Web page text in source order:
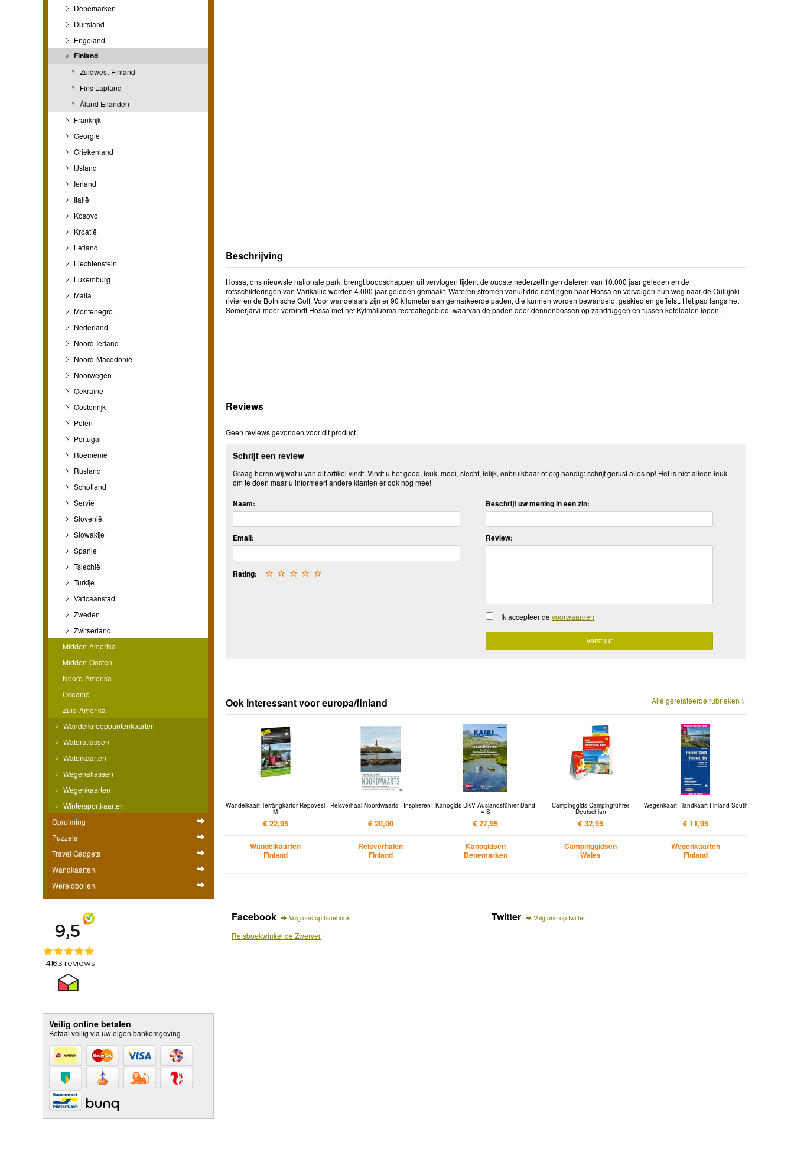
Denemarken
Duitsland
Engeland
Finland
Zuidwest-Finland
Fins Lapland
Åland Eilanden
Frankrijk
Georgië
Griekenland
IJsland
Ierland
Italië
Kosovo
Kroatië
Letland
Liechtenstein
Luxemburg
Malta
Montenegro
Nederland
Noord-Ierland
Noord-Macedonië
Noorwegen
Oekraïne
Oostenrijk
Polen
Portugal
Roemenië
Rusland
Schotland
Servië
Slovenië
Slowakije
Spanje
Tsjechië
Turkije
Vaticaanstad
Zweden
Zwitserland
Midden-Amerika
Midden-Oosten
Noord-Amerika
Oceanië
Zuid-Amerika
Wandelknooppuntenkaarten
Wateratlassen
Waterkaarten
Wegenatlassen
Wegenkaarten
Wintersportkaarten
Opruiming
Puzzels
Travel Gadgets
Wandkaarten
Wereldbollen
Veilig online betalen
Betaal veilig via uw eigen bankomgeving
Beschrijving
Hossa, ons nieuwste nationale park, brengt boodschappen uit vervlogen tijden: de oudste nederzettingen dateren van 10.000 jaar geleden en de
rotsschilderingen van Värikallio werden 4.000 jaar geleden gemaakt. Wateren stromen vanuit drie richtingen naar Hossa en vervolgen hun weg naar de Oulujoki-
rivier en de Botnische Golf. Voor wandelaars zijn er 90 kilometer aan gemarkeerde paden, die kunnen worden bewandeld, geskied en gefietst. Het pad langs het
Somerjärvi-meer verbindt Hossa met het Kylmäluoma recreatiegebied, waarvan de paden door dennenbossen op zandruggen en tussen keteldalen lopen.
Reviews
Geen reviews gevonden voor dit product.
Schrijf een review
Graag horen wij wat u van dit artikel vindt. Vindt u het goed, leuk, mooi, slecht, lelijk, onbruikbaar of erg handig: schrijf gerust alles op! Het is niet alleen leuk
om te doen maar u informeert andere klanten er ook nog mee!
Naam:
Email:
Rating: ☆
☆
☆
☆
☆
Beschrijf uw mening in een zin:
Review:
Ik accepteer devoorwaarden
Alle gerelateerde rubrieken >
Ook interessant voor europa/finland
Wandelkaart Terrängkartor Repovesi
M
€ 22,95
Wandelkaarten
Finland
Reisverhaal Noordwaarts - Inspireren
€ 20,00
Reisverhalen
Finland
Kanogids DKV Auslandsführer Band
4 S
€ 27,95
Kanogidsen
Denemarken
Campinggids Campingführer
Deutschlan
€ 32,95
Campinggidsen
Wales
Wegenkaart - landkaart Finland South
€ 11,95
Wegenkaarten
Finland
Facebook Volg ons op facebook
Reisboekwinkel de Zwerver
Twitter Volg ons op twitter